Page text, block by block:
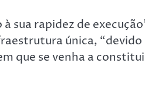
sua rapidez de
única,
que se venha a